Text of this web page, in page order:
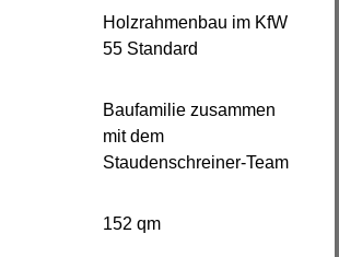
Holzrahmenbau im KfW
55 Standard
Baufamilie zusammen
mit dem
Staudenschreiner-Team
152 qm